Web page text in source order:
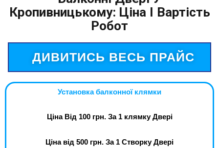
Кропивницькому: Ціна І Вартість
Робот
ДИВИТИСЬ ВЕСЬ ПРАЙС
Установка балконної клямки
Ціна Від 100 грн. За 1 клямку Двері
Ціна від 500 грн. За 1 Створку Двері